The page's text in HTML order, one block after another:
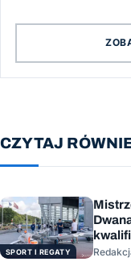
CZYTAJ
SPORT I REGATY